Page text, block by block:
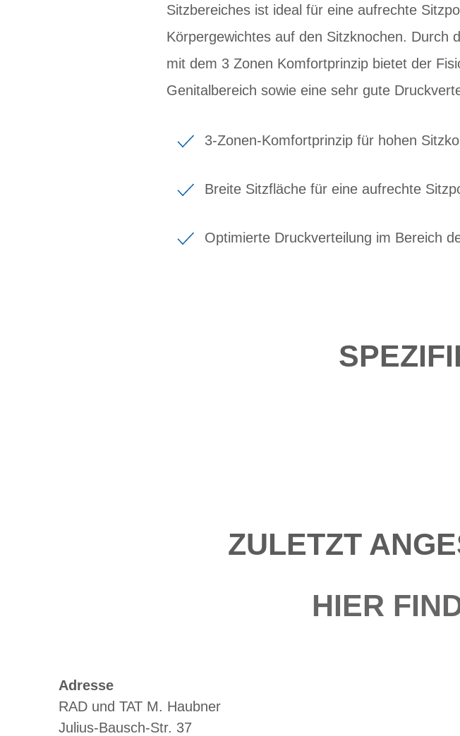
Sitzbereiches ist ideal für eine aufrechte
Körpergewichtes auf den Sitzknochen. Durch
mit dem 3 Zonen Komfortprinzip bietet der
Genitalbereich sowie eine sehr gute
3-Zonen-Komfortprinzip für hohen
Breite Sitzfläche für eine aufrechte
Optimierte Druckverteilung im Bereich
ZULETZT
HIER
Adresse
RAD und TAT M. Haubner
Julius-Bausch-Str. 37